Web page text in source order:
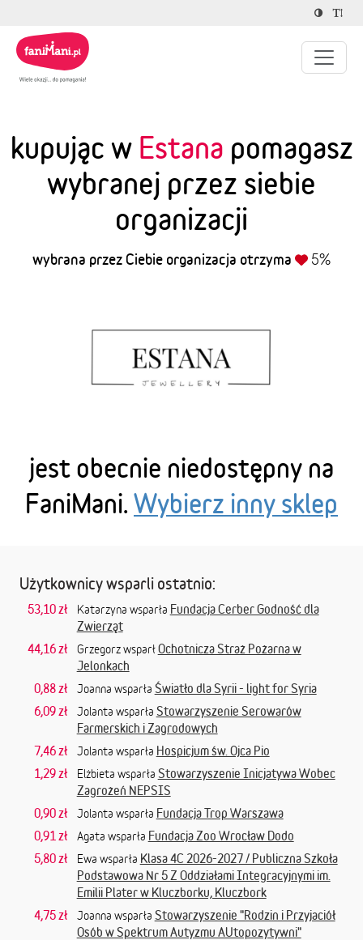
kupując w Estana pomagasz
wybranej przez siebie
organizacji
wybrana przez Ciebie organizacja otrzyma 5%
jest obecnie niedostępny na
FaniMani. Wybierz inny sklep
Użytkownicy wsparli ostatnio:
53,10 zł Katarzyna wsparła Fundacja Cerber Godność dla
Zwierząt
44,16 zł
Grzegorz wsparłOchotnicza Straż Pożarna w
Jelonkach
0,88 zł
Joanna wsparła Światło dla Syrii - light for Syria
6,09 zł
Jolanta wsparła Stowarzyszenie Serowarów
Farmerskich i Zagrodowych
7,46 zł
Jolanta wsparła Hospicjum św. Ojca Pio
1,29 zł
Elżbieta wsparła Stowarzyszenie Inicjatywa Wobec
Zagrożeń NEPSIS
0,90 zł
Jolanta wsparła Fundacja Trop Warszawa
0,91 zł
Agata wsparła Fundacja Zoo Wrocław Dodo
5,80 zł
Ewa wsparła Klasa 4C 2026-2027 / Publiczna Szkoła
Podstawowa Nr 5 Z Oddziałami Integracyjnymi im.
Emilii Plater w Kluczborku, Kluczbork
4,75 zł
Joanna wsparła Stowarzyszenie "Rodzin i Przyjaciół
Osób w Spektrum Autyzmu AUtopozytywni"